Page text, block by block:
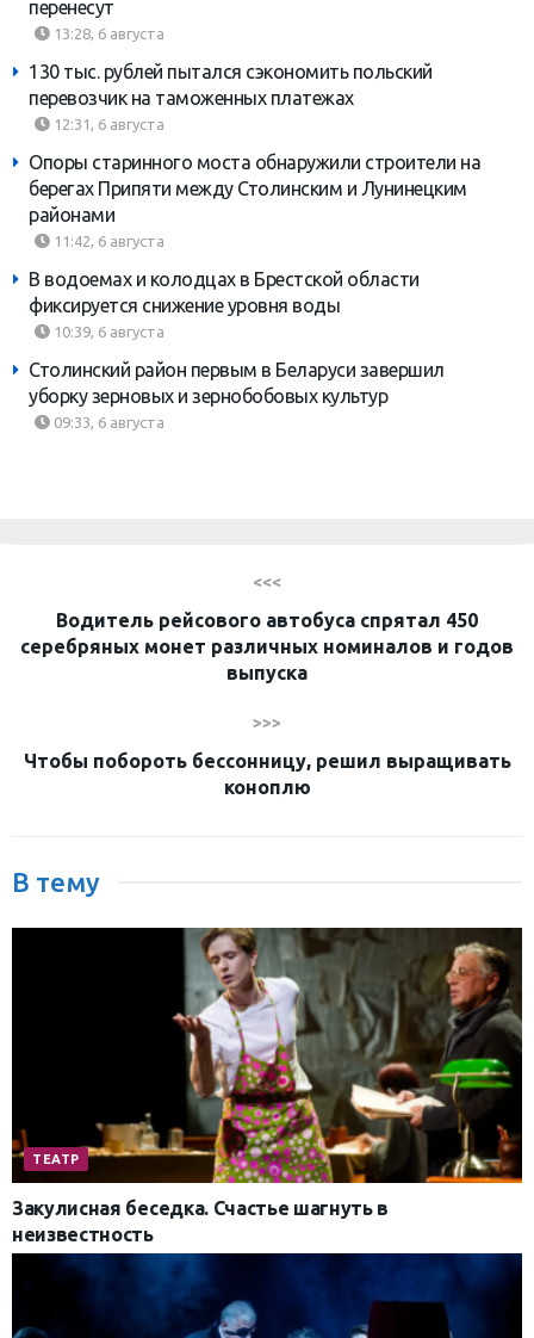
перенесут
13:28, 6 августа
130 тыс. рублей пытался сэкономить польский
перевозчик на таможенных платежах
12:31, 6 августа
Опоры старинного моста обнаружили строители на
берегах Припяти между Столинским и Лунинецким
районами
11:42, 6 августа
В водоемах и колодцах в Брестской области
фиксируется снижение уровня воды
10:39, 6 августа
Столинский район первым в Беларуси завершил
уборку зерновых и зернобобовых культур
09:33, 6 августа
<<<
Водитель рейсового автобуса спрятал 450
серебряных монет различных номиналов и годов
выпуска
>>>
Чтобы побороть бессонницу, решил выращивать
коноплю
В тему
ТЕАТР
Закулисная беседка. Счастье шагнуть в
неизвестность